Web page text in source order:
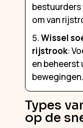
bestuurders
om van
Wissel
rijstrook:
en beheerst
bewegingen.
Types
op de